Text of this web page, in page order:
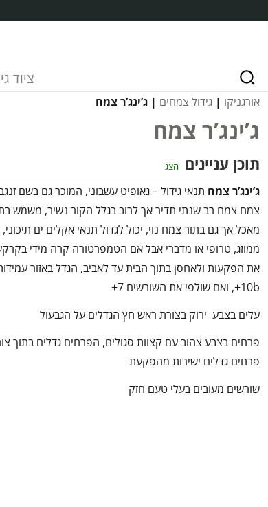
ציוד
אורגניקו | גידול צמחים | ג’ינג’ר צמח
ג’ינג’ר צמח
תוכן עניינים הצג
ג’ינג’ר צמח תנאי גידול – גאופיט עשבוני, המוכר גם בשם
צמח צמח רב שנתי תדיר אך לרוב בגלל הקור נשיר, משמש
מאכל אך גם בתור צמח נוי, יכול לגדול תנאי אקלים ים תיכוני,
ממוזג, טרופי או מדברי אבל אם הטמפרטורה קרה מידי
את הפקעות ולאחסן בתוך הבית עד לאביב, הגדל באזור
10b+, ואם שולפי את השורשים 7+
עלים בצבע ירוק בצורת ראש חץ הגדלים על הגבעול
פרחים בצבע צהוב עם קצוות סגולים, הפרחים גדלים בתוך
פרחים גדלים ישירות מהפקעת
שורשים מעובים בעלי טעם חזק